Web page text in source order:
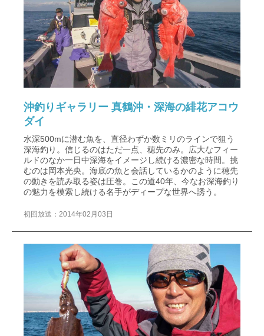
沖釣りギャラリー 真鶴沖・深海の緋花アコウ
ダイ
水深500mに潜む魚を、直径わずか数ミリのラインで狙う
深海釣り。信じるのはただ一点、穂先のみ。広大なフィー
ルドのなか一日中深海をイメージし続ける濃密な時間。挑
むのは岡本光央。海底の魚と会話しているかのように穂先
の動きを読み取る姿は圧巻。この道40年、今なお深海釣り
の魅力を模索し続ける名手がディープな世界へ誘う。
初回放送：2014年02月03日